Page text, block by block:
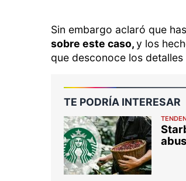
Sin embargo aclaró que
sobre este caso,y los
que desconoce los
TE PODRÍA INTERESAR